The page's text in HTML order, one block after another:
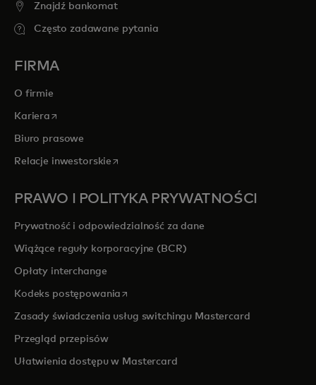
Znajdź bankomat
Często zadawane pytania
FIRMA
O firmie
Kariera opens in a new tab
Biuro prasowe
Relacje inwestorskie opens in a new tab
PRAWO I POLITYKA PRYWATNOŚCI
Prywatność i odpowiedzialność za dane
Wiążące reguły korporacyjne (BCR)
Opłaty interchange
Kodeks postępowania opens in a new tab
Zasady świadczenia usług switchingu Mastercard
Przegląd przepisów
Ułatwienia dostępu w Mastercard